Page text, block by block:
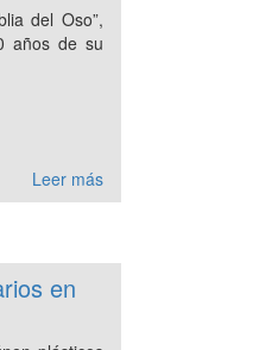
del Oso”,
años de su
Leer más
en